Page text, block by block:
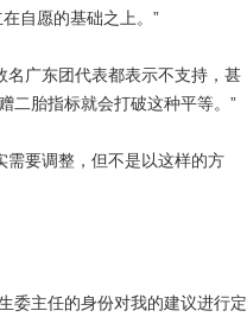
自愿的基础之上。”
广东团代表都表示不支持，甚
二胎指标就会打破这种平等。”
要调整，但不是以这样的方
主任的身份对我的建议进行定